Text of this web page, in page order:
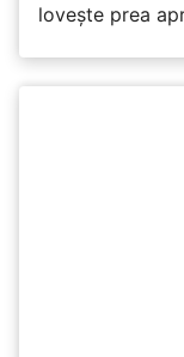
lovește prea